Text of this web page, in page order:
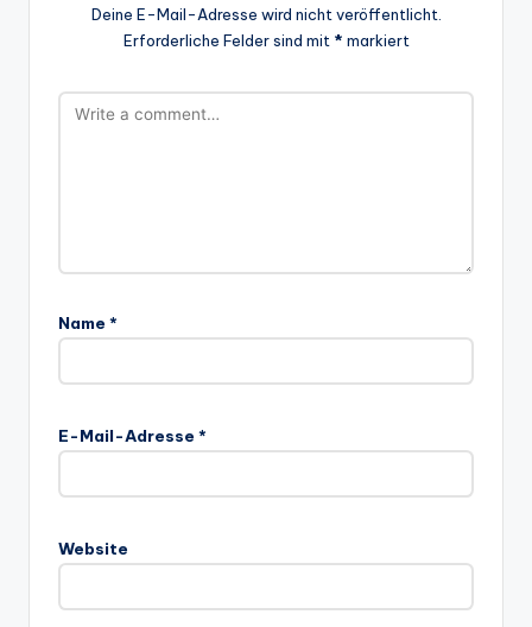
Deine E-Mail-Adresse wird nicht veröffentlicht.
Erforderliche Felder sind mit * markiert
Name *
E-Mail-Adresse *
Website